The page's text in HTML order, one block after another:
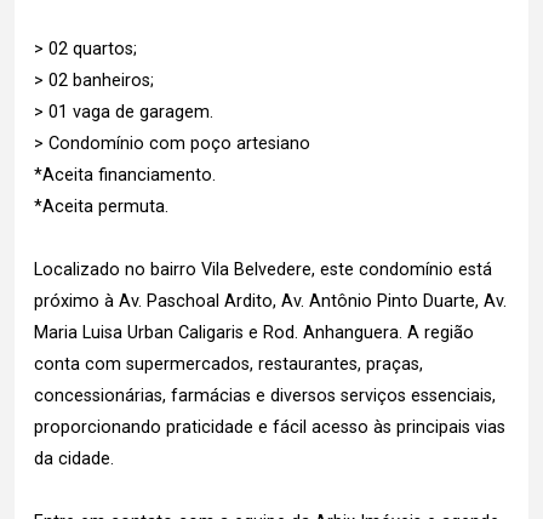
> 02 quartos;
> 02 banheiros;
> 01 vaga de garagem.
> Condomínio com poço artesiano
*Aceita financiamento.
*Aceita permuta.
Localizado no bairro Vila Belvedere, este condomínio está
próximo à Av. Paschoal Ardito, Av. Antônio Pinto Duarte, Av.
Maria Luisa Urban Caligaris e Rod. Anhanguera. A região
conta com supermercados, restaurantes, praças,
concessionárias, farmácias e diversos serviços essenciais,
proporcionando praticidade e fácil acesso às principais vias
da cidade.